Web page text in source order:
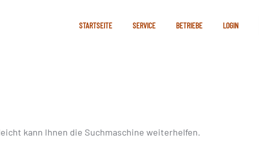
STARTSEITE SERVICE BETRIEBE LOGIN
kann Ihnen die Suchmaschine weiterhelfen.